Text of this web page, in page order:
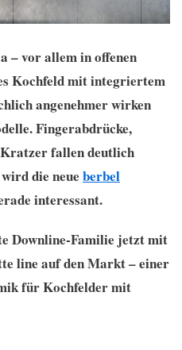
– vor allem in offenen
Kochfeld mit integriertem
angenehmer wirken
Fingerabdrücke,
fallen deutlich
die neue berbel
interessant.
Downline-Familie jetzt mit
line auf den Markt – einer
für Kochfelder mit